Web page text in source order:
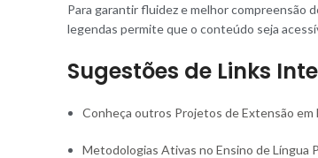
Para garantir fluidez e melhor compreensão
legendas permite que o conteúdo seja
Sugestões de Links
Conheça outros Projetos de Extensão em
Metodologias Ativas no Ensino de Língua